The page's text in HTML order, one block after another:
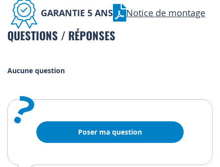
GARANTIE 5 ANS Notice de montage
QUESTIONS / RÉPONSES
Aucune question
? Poser ma question